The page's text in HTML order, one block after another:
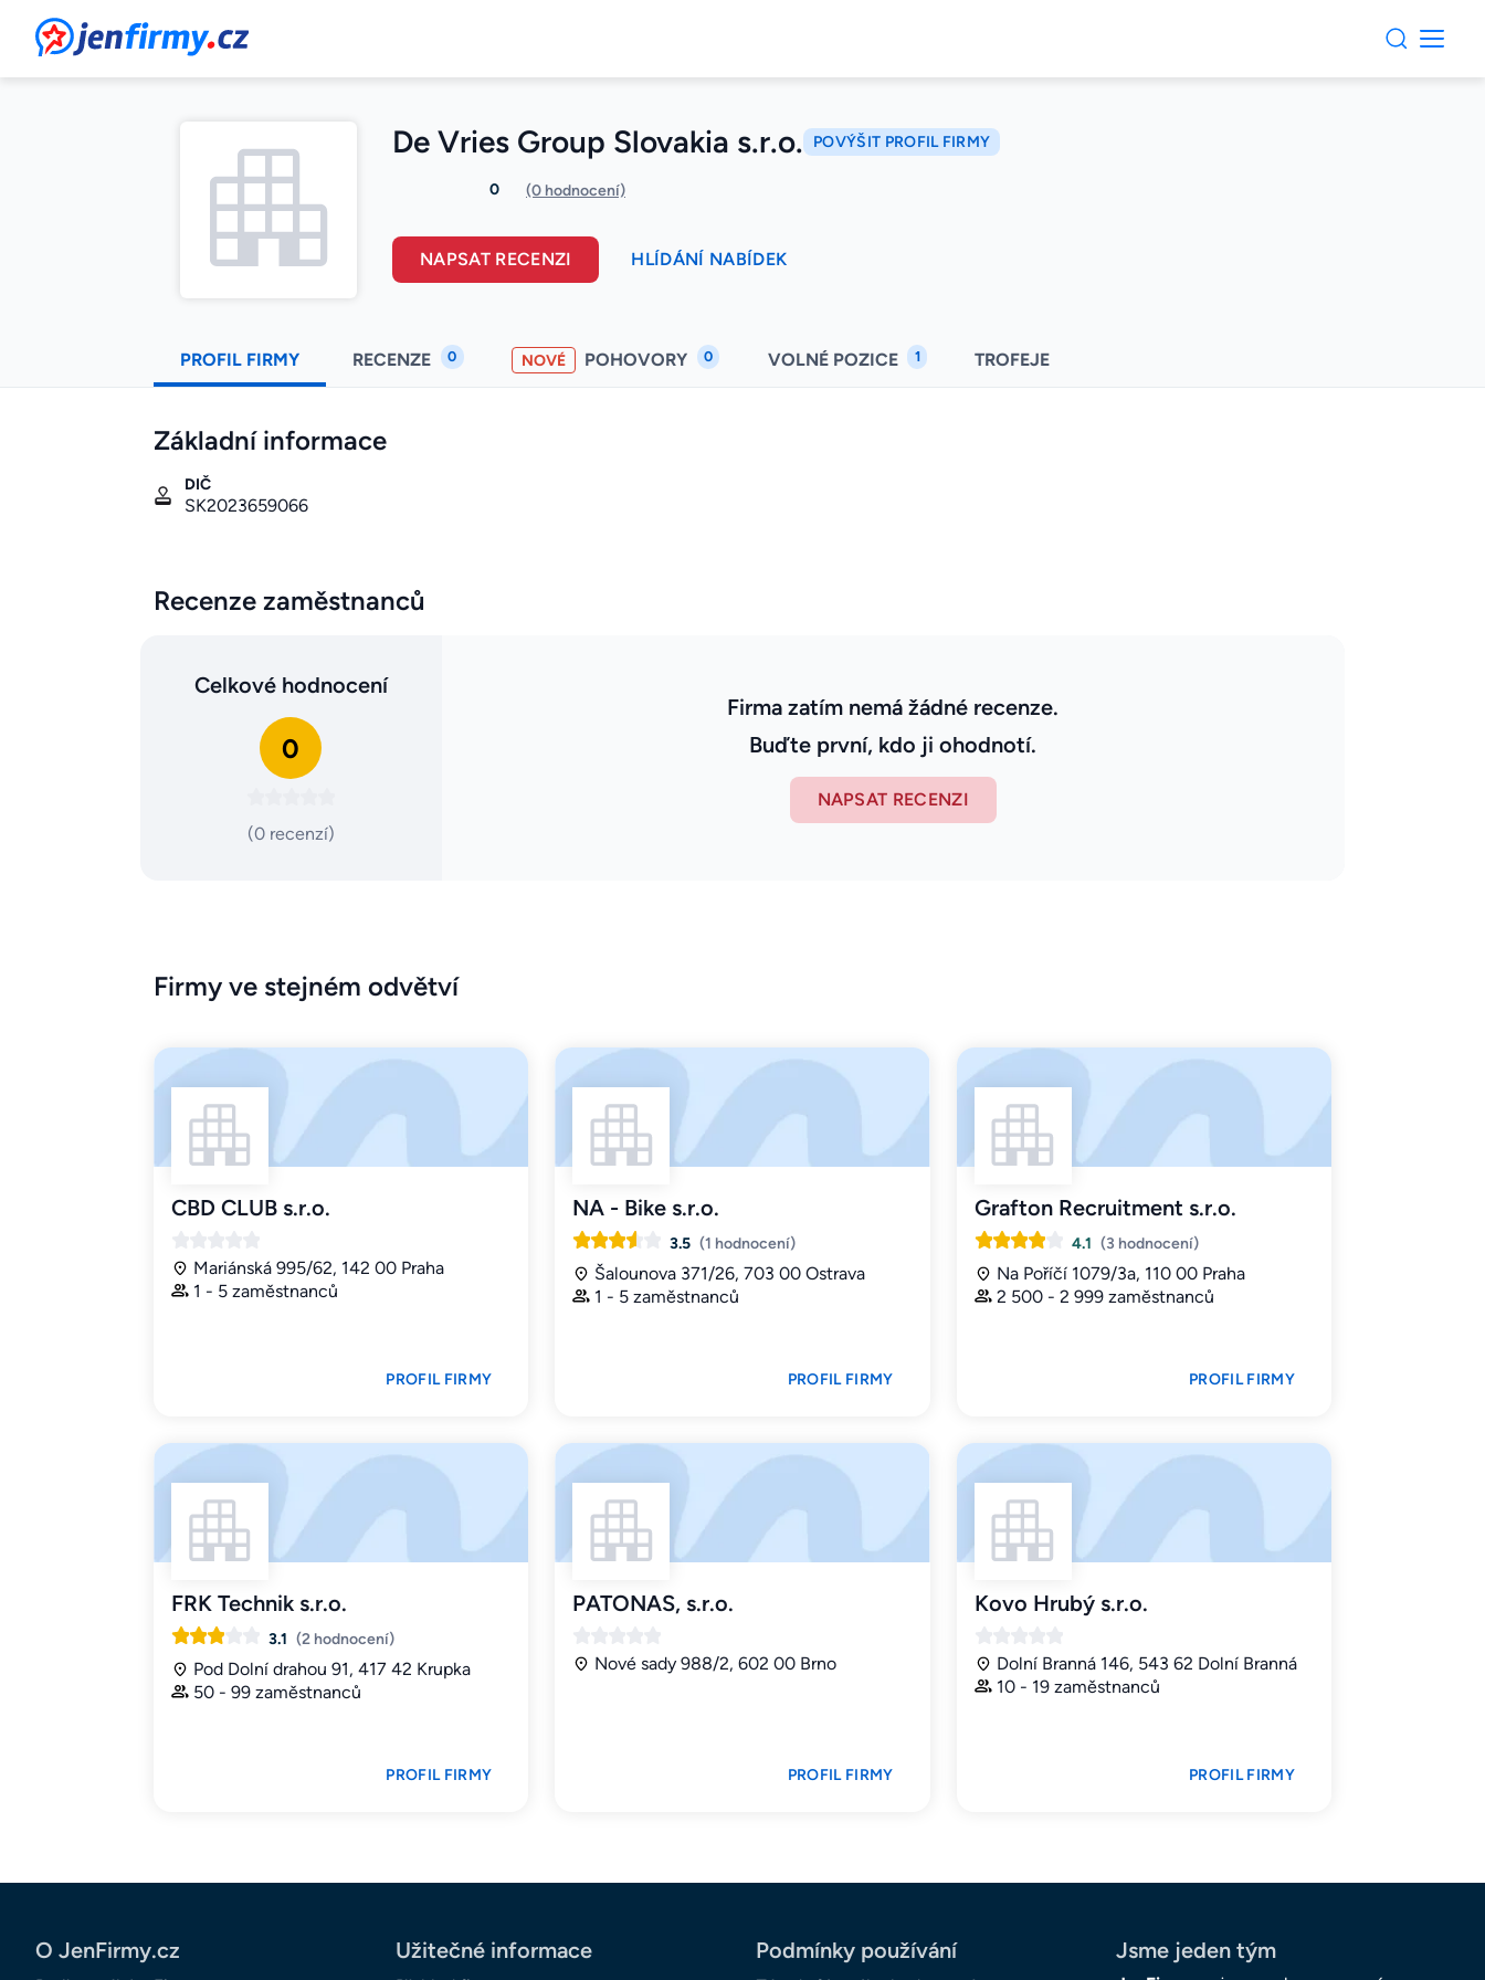
JenFirmy.cz
De Vries Group Slovakia s.r.o. POVÝŠIT PROFIL FIRMY
0 (0 hodnocení)
NAPSAT RECENZI HLÍDÁNÍ NABÍDEK
PROFIL FIRMY RECENZE 0 NOVÉ POHOVORY 0 VOLNÉ POZICE 1 TROFEJE
Základní informace
DIČ
SK2023659066
Recenze zaměstnanců
Celkové hodnocení
0
(0 recenzí)
Firma zatím nemá žádné recenze.
Buďte první, kdo ji ohodnotí.
NAPSAT RECENZI
Firmy ve stejném odvětví
CBD CLUB s.r.o.
Mariánská 995/62, 142 00 Praha
1 - 5 zaměstnanců
PROFIL FIRMY
NA - Bike s.r.o.
3.5 (1 hodnocení)
Šalounova 371/26, 703 00 Ostrava
1 - 5 zaměstnanců
PROFIL FIRMY
Grafton Recruitment s.r.o.
4.1 (3 hodnocení)
Na Poříčí 1079/3a, 110 00 Praha
2 500 - 2 999 zaměstnanců
PROFIL FIRMY
FRK Technik s.r.o.
3.1 (2 hodnocení)
Pod Dolní drahou 91, 417 42 Krupka
50 - 99 zaměstnanců
PROFIL FIRMY
PATONAS, s.r.o.
Nové sady 988/2, 602 00 Brno
PROFIL FIRMY
Kovo Hrubý s.r.o.
Dolní Branná 146, 543 62 Dolní Branná
10 - 19 zaměstnanců
PROFIL FIRMY
O JenFirmy.cz Užitečné informace Podmínky používání Jsme jeden tým